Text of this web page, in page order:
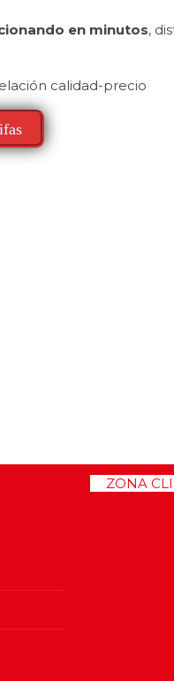
en minutos,
calidad-precio
ZONA